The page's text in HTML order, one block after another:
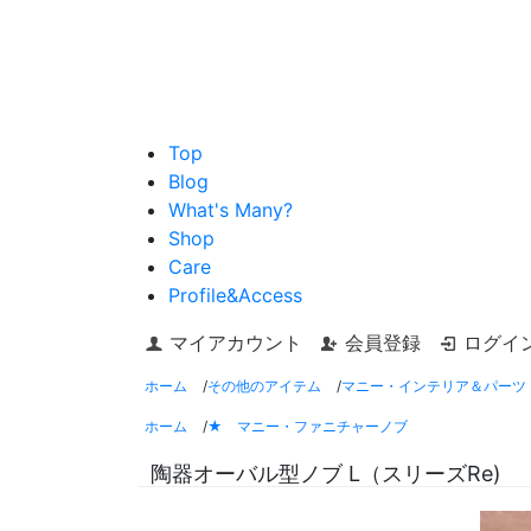
Top
Blog
What's Many?
Shop
Care
Profile&Access
マイアカウント
会員登録 ログイ
ホーム /その他のアイテム /マニー・インテリア＆パーツ
ホーム /★ マニー・ファニチャーノブ
陶器オーバル型ノブ L（スリーズRe)